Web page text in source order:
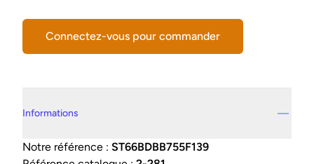
Connectez-vous pour commander
Informations
Notre référence : ST66BDBB755F139